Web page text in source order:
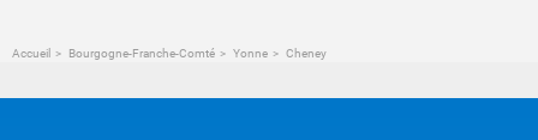
Accueil Bourgogne-Franche-Comté Yonne Cheney